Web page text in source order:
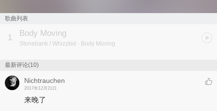
歌曲列表
1 Body Moving
Stonebank / Whizzkid - Body Moving
最新评论(10)
Nichtrauchen
2017年12月21日
来晚了